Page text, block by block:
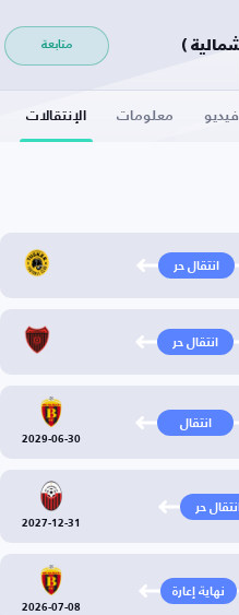
متابعة
فيديو معلومات الإنتقالات
انتقال حر
انتقال حر
انتقال
2029-06-30
انتقال حر
2027-12-31
نهاية إعارة
2026-07-08